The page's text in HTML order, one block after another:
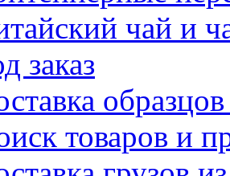
чай и
заказ
товаров и